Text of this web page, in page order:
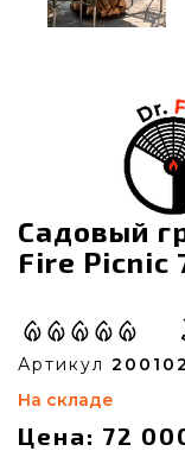
Садовый
Fire Picnic
Артикул
На складе
Цена: 72